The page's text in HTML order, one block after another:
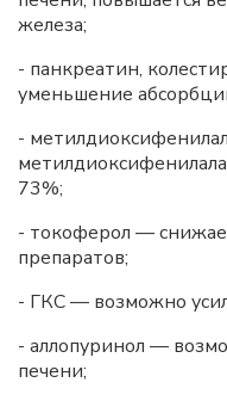
железа;
- панкреатин,
уменьшение
-
73%;
- токоферол —
препаратов;
- ГКС — возможно
- аллопуринол —
печени;